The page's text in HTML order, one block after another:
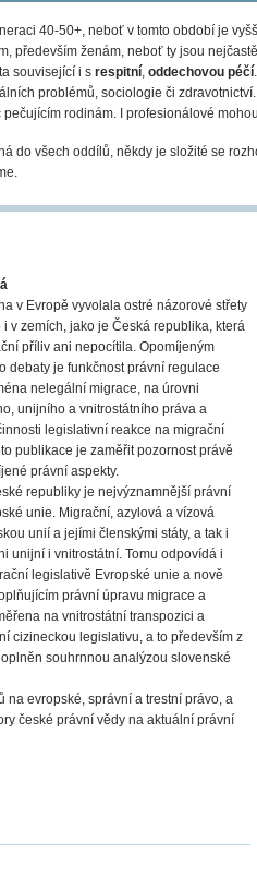
40-50+, neboť v tomto období je
především ženám, neboť ty jsou
související i s respitní, oddechovou péčí
problémů, sociologie či
rodinám. I profesionálové
do všech oddílů, někdy je složité se
v Evropě vyvolala ostré názorové střety
i v zemích, jako je Česká republika, která
příliv ani nepocítila. Opomíjeným
debaty je funkčnost právní regulace
nelegální migrace, na úrovni
unijního a vnitrostátního práva a
legislativní reakce na migrační
publikace je zaměřit pozornost právě
právní aspekty.
republiky je nejvýznamnější právní
unie. Migrační, azylová a vízová
unií a jejími členskými státy, a tak i
unijní i vnitrostátní. Tomu odpovídá i
legislativě Evropské unie a nově
právní úpravu migrace a
na vnitrostátní transpozici a
cizineckou legislativu, a to především z
souhrnnou analýzou slovenské
na evropské, správní a trestní právo, a
české právní vědy na aktuální právní